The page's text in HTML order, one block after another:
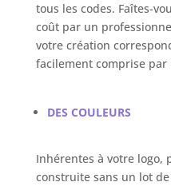
tous les codes. Faîtes-
coût par un
votre création
facilement comprise par
DES COULEURS
Inhérentes à votre logo,
construite sans un lot